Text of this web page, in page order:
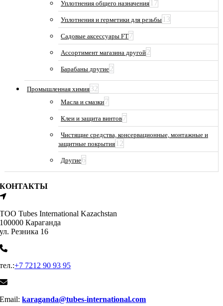
Уплотнения общего назначения 17
Уплотнения и герметики для резьбы 13
Садовые аксессуары FT7
Ассортимент магазина другой2
Барабаны другие2
Промышленная химия32
Масла и смазки7
Клеи и защита винтов7
Чистящие средства, консервационные, монтажные и
защитные покрытия 12
Другие6
КОНТАКТЫ
ТОО Tubes International Kazachstan
100000 Караганда
ул. Резника 16
тел.:+7 7212 90 93 95
Email:karaganda@tubes-international.com